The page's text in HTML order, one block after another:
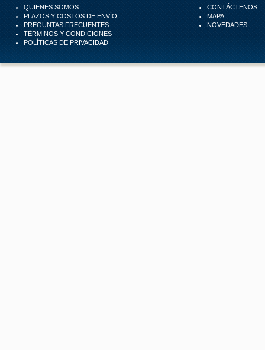
QUIENES SOMOS
PLAZOS Y COSTOS DE ENVÍO
PREGUNTAS FRECUENTES
TÉRMINOS Y CONDICIONES
POLÍTICAS DE PRIVACIDAD
CONTÁCTENOS
MAPA
NOVEDADES